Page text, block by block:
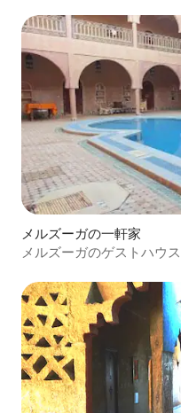
メルズーガの一軒家
メルズーガのゲストハウス